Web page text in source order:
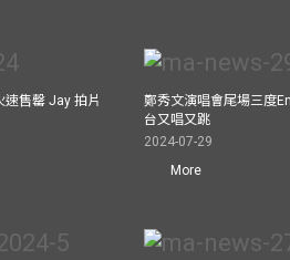
速售罄 Jay 拍片
鄭秀文演唱會尾場三度
台又唱又跳
2024-07-29
More